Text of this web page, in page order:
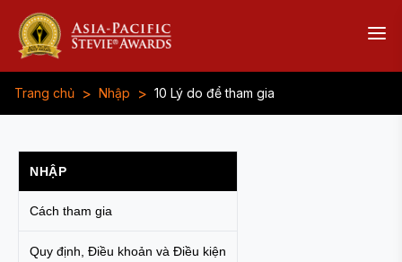
Trang chủ > Nhập > 10 Lý do để tham gia
NHẬP
Cách tham gia
Quy định, Điều khoản và Điều kiện